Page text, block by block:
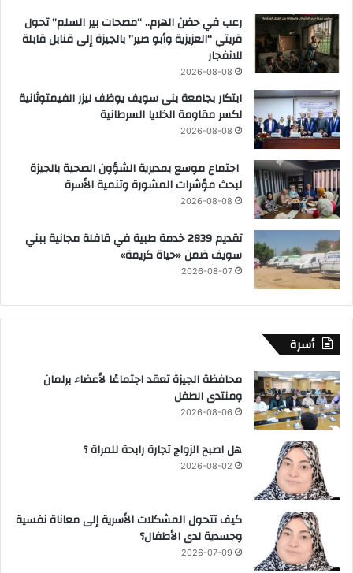
رعب في حضن الهرم.. “مصحات بير السلم” تحول
قريتي “العزيزية وأبو صير” بالجيزة إلى قنابل قابلة
للانفجار
2026-08-08
ابتكار بجامعة بنى سويف يوظف ليزر الفيمتوثانية
لكسر مقاومة الخلايا السرطانية
2026-08-08
اجتماع موسع بمديرية الشؤون الصحية بالجيزة
لبحث مؤشرات المشورة وتنمية الأسرة
2026-08-08
تقديم 2839 خدمة طبية في قافلة مجانية ببني
سويف ضمن «حياة كريمة»
2026-08-07
أسرة
محافظة الجيزة تعقد اجتماعًا لأعضاء برلمان
ومنتدى الطفل
2026-08-06
هل اصبح الزواج تجارة رابحة للمراة ؟
2026-08-02
كيف تتحول المشكلات الأسرية إلى معاناة نفسية
وجسدية لدى الأطفال؟
2026-07-09